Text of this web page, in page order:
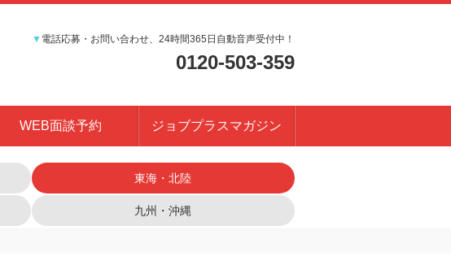
▼ 電話応募・お問い合わせ、24時間365日自動音声受付中！
0120-503-359
WEB面談予約 ジョブプラスマガジン
東海・北陸
九州・沖縄